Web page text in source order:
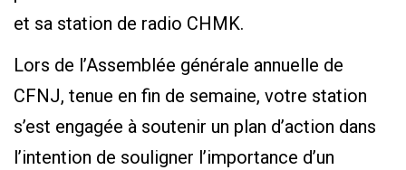
et sa station de radio CHMK.
Lors de l’Assemblée générale annuelle de
CFNJ, tenue en fin de semaine, votre station
s’est engagée à soutenir un plan d’action dans
l’intention de souligner l’importance d’un